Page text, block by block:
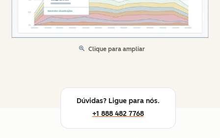
Clique para ampliar
Dúvidas? Ligue para nós.
+1 888 482 7768